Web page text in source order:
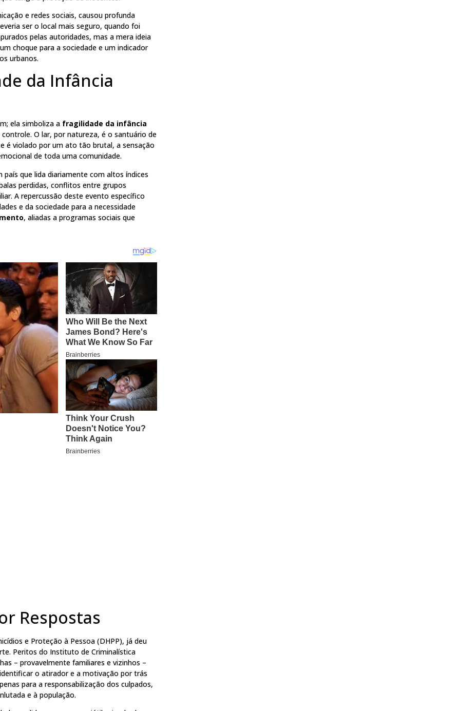
e redes sociais, causou profunda
ser o local mais seguro, quando foi
pelas autoridades, mas a mera ideia
choque para a sociedade e um indicador
urbanos.
da Infância
ela simboliza a fragilidade da infância
O lar, por natureza, é o santuário de
é violado por um ato tão brutal, a sensação
de toda uma comunidade.
que lida diariamente com altos índices
perdidas, conflitos entre grupos
A repercussão deste evento específico
e da sociedade para a necessidade
, aliadas a programas sociais que
Respostas
e Proteção à Pessoa (DHPP), já deu
Peritos do Instituto de Criminalística
– provavelmente familiares e vizinhos –
o atirador e a motivação por trás
para a responsabilização dos culpados,
e à população.